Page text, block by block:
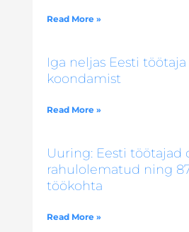
Read More »
Iga neljas Eesti
koondamist
Read More »
Uuring: Eesti töötajad
rahulolematud ning
töökohta
Read More »